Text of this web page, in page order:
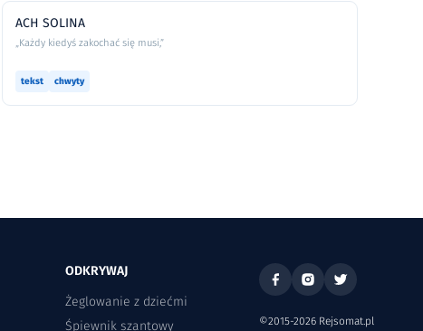
ACH SOLINA
„Każdy kiedyś zakochać się musi,”
tekst chwyty
ODKRYWAJ
Żeglowanie z dziećmi
Śpiewnik szantowy
©2015-2026 Rejsomat.pl